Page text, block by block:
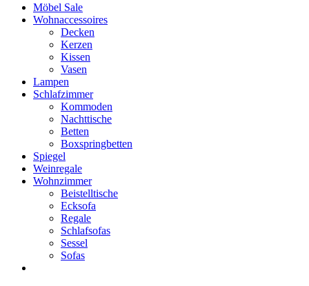
Möbel Sale
Wohnaccessoires
Decken
Kerzen
Kissen
Vasen
Lampen
Schlafzimmer
Kommoden
Nachttische
Betten
Boxspringbetten
Spiegel
Weinregale
Wohnzimmer
Beistelltische
Ecksofa
Regale
Schlafsofas
Sessel
Sofas